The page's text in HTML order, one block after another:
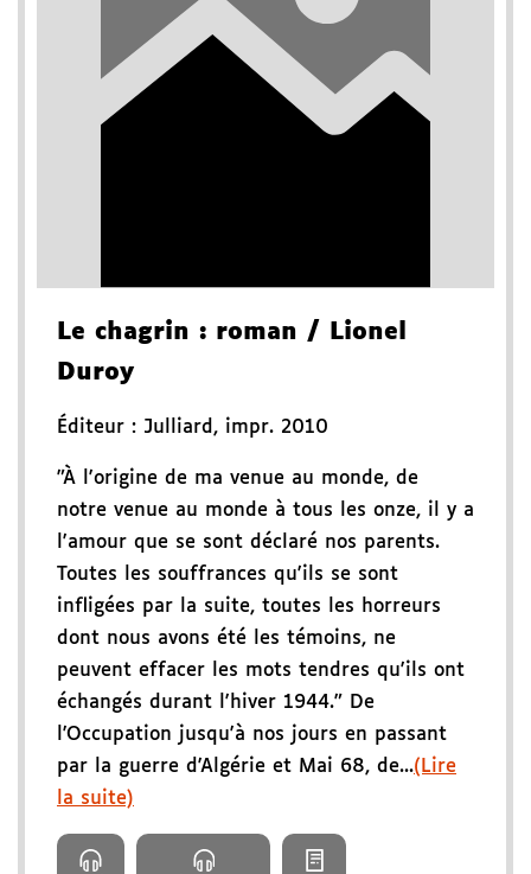
Le chagrin : roman / Lionel
Duroy
Éditeur : Julliard , impr. 2010
"À l'origine de ma venue au monde, de
notre venue au monde à tous les onze, il y a
l'amour que se sont déclaré nos parents.
Toutes les souffrances qu'ils se sont
infligées par la suite, toutes les horreurs
dont nous avons été les témoins, ne
peuvent effacer les mots tendres qu'ils ont
échangés durant l'hiver 1944." De
l'Occupation jusqu'à nos jours en passant
par la guerre d'Algérie et Mai 68, de...(Lire
la suite)